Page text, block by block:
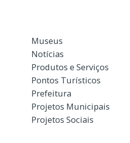
Museus
Notícias
Produtos e Serviços
Pontos Turísticos
Prefeitura
Projetos Municipais
Projetos Sociais